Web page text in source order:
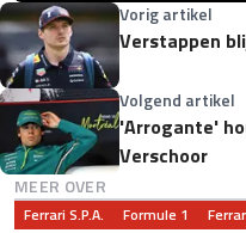
Vorig artikel
Verstappen
Volgend artikel
'Arrogante'
Verschoor
MEER OVER
Ferrari S.p.A. Formule 1